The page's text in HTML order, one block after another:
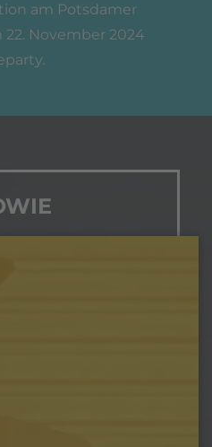
am Potsdamer
November 2024